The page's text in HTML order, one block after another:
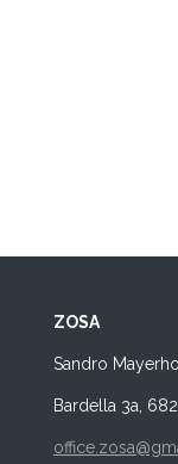
ZOSA
Sandro
Bardella 3a,